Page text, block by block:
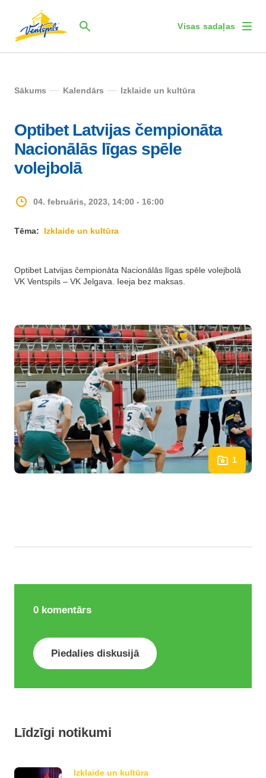
Visas sadaļas
Sākums Kalendārs Izklaide un kultūra
Optibet Latvijas čempionāta
Nacionālās līgas spēle
volejbolā
04. februāris, 2023, 14:00 - 16:00
Tēma: Izklaide un kultūra
Optibet Latvijas čempionāta Nacionālās līgas spēle volejbolā
VK Ventspils – VK Jelgava. Ieeja bez maksas.
1
0 komentārs
Piedalies diskusijā
Līdzīgi notikumi
Izklaide un kultūra